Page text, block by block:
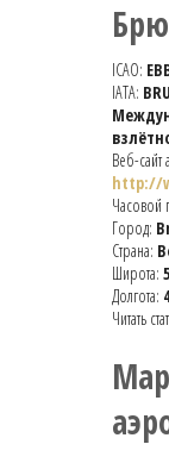
ICAO:
IATA: BRU
Веб-сайт
http://
Часовой
Город:
Страна:
Широта:
Долгота:
Читать